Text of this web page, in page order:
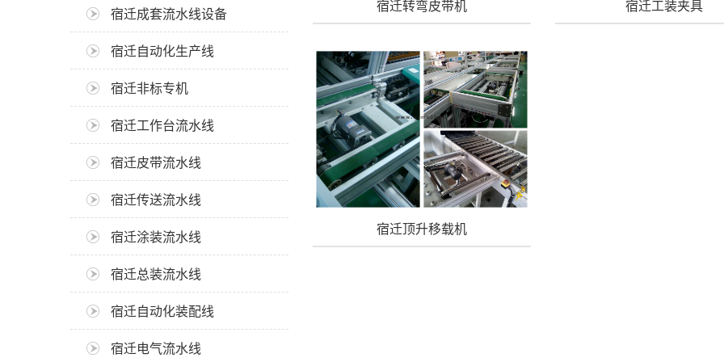
宿迁成套流水线设备
宿迁自动化生产线
宿迁非标专机
宿迁工作台流水线
宿迁皮带流水线
宿迁传送流水线
宿迁涂装流水线
宿迁总装流水线
宿迁自动化装配线
宿迁电气流水线
宿迁转弯皮带机 宿迁工装夹具
宿迁顶升移载机